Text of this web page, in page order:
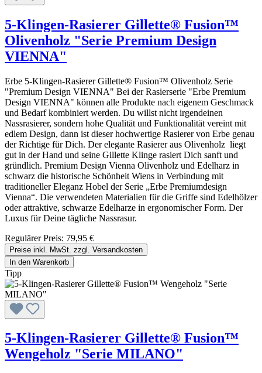
5-Klingen-Rasierer Gillette® Fusion™
Olivenholz "Serie Premium Design
VIENNA"
Erbe 5-Klingen-Rasierer Gillette® Fusion™ Olivenholz Serie
"Premium Design VIENNA" Bei der Rasierserie "Erbe Premium
Design VIENNA" können alle Produkte nach eigenem Geschmack
und Bedarf kombiniert werden. Du willst nicht irgendeinen
Nassrasierer, sondern hohe Qualität und Funktionalität vereint mit
edlem Design, dann ist dieser hochwertige Rasierer von Erbe genau
der Richtige für Dich. Der elegante Rasierer aus Olivenholz liegt
gut in der Hand und seine Gillette Klinge rasiert Dich sanft und
gründlich. Premium Design Vienna Olivenholz und Edelharz in
schwarz die historische Schönheit Wiens in Verbindung mit
traditioneller Eleganz Hobel der Serie „Erbe Premiumdesign
Vienna“. Die verwendeten Materialien für die Griffe sind Edelhölzer
oder attraktive, schwarze Edelharze in ergonomischer Form. Der
Luxus für Deine tägliche Nassrasur.
Regulärer Preis: 79,95 €
Preise inkl. MwSt. zzgl. Versandkosten
In den Warenkorb
Tipp
5-Klingen-Rasierer Gillette® Fusion™
Wengeholz "Serie MILANO"